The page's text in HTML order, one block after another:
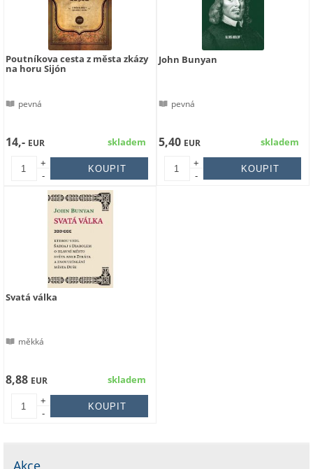
Poutníkova cesta z města zkázy
na horu Sijón
pevná
skladem
+
-
14,- EUR
John Bunyan
pevná
skladem
+
-
5,40 EUR
Svatá válka
měkká
skladem
+
-
8,88 EUR